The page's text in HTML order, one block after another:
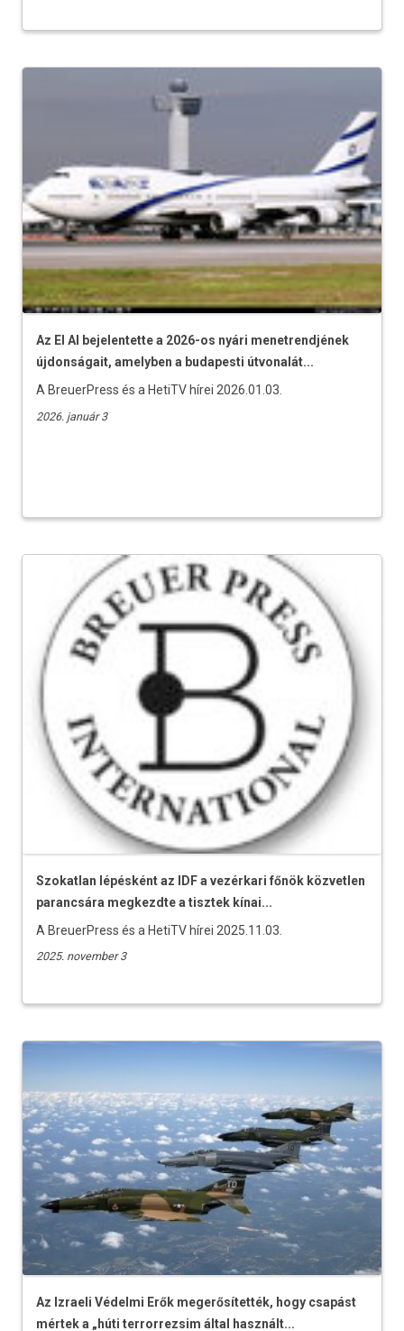
Az El Al bejelentette a 2026-os nyári menetrendjének
újdonságait, amelyben a budapesti útvonalát...
A BreuerPress és a HetiTV hírei 2026.01.03.
2026. január 3
Szokatlan lépésként az IDF a vezérkari főnök közvetlen
parancsára megkezdte a tisztek kínai...
A BreuerPress és a HetiTV hírei 2025.11.03.
2025. november 3
Az Izraeli Védelmi Erők megerősítették, hogy csapást
mértek a „húti terrorrezsim által használt...